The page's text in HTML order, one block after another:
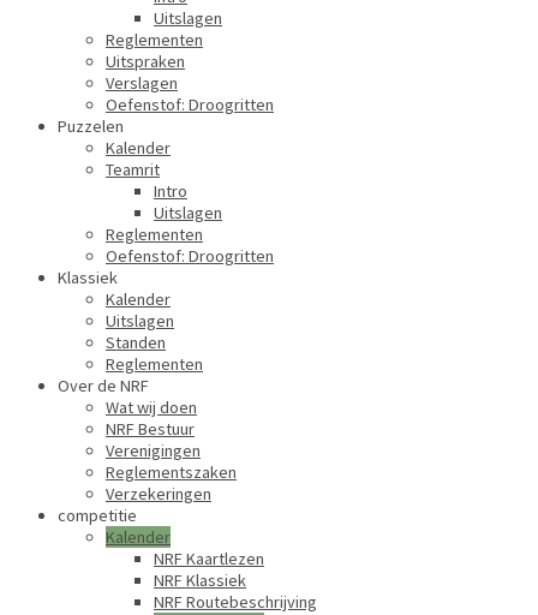
Uitslagen
Reglementen
Uitspraken
Verslagen
Oefenstof: Droogritten
Puzzelen
Kalender
Teamrit
Intro
Uitslagen
Reglementen
Oefenstof: Droogritten
Klassiek
Kalender
Uitslagen
Standen
Reglementen
Over de NRF
Wat wij doen
NRF Bestuur
Verenigingen
Reglementszaken
Verzekeringen
competitie
Kalender
NRF Kaartlezen
NRF Klassiek
NRF Routebeschrijving